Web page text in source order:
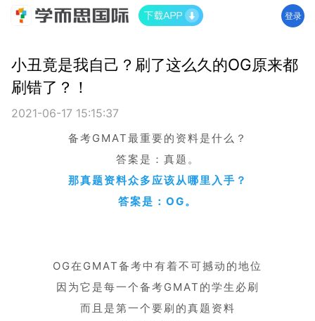
登录
小丑竟是我自己？刷了这么久的OG原来都
刷错了？！
2021-06-17 15:15:37
备考GMAT最重要的资料是什么？
答案是：真题。
那真题资料众多应该从哪里入手？
答案是：OG。
OG在GMAT备考中有着不可撼动的地位
因为它是每一个备考GMAT的学生必刷
而且是第一个要刷的真题资料